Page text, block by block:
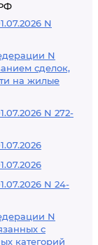
N
N
сделок,
на жилые
N 272-
N 24-
N
с
категорий